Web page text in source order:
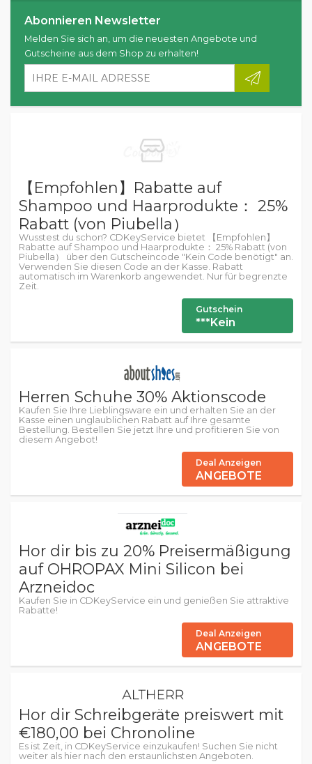
Abonnieren Newsletter
Melden Sie sich an, um die neuesten Angebote und
Gutscheine aus dem Shop zu erhalten!
【Empfohlen】Rabatte auf
Shampoo und Haarprodukte： 25%
Rabatt (von Piubella）
Wusstest du schon? CDKeyService bietet 【Empfohlen】
Rabatte auf Shampoo und Haarprodukte： 25% Rabatt (von
Piubella） über den Gutscheincode "Kein Code benötigt" an.
Verwenden Sie diesen Code an der Kasse. Rabatt
automatisch im Warenkorb angewendet. Nur für begrenzte
Zeit.
Gutschein
***Kein
Herren Schuhe 30% Aktionscode
Kaufen Sie Ihre Lieblingsware ein und erhalten Sie an der
Kasse einen unglaublichen Rabatt auf Ihre gesamte
Bestellung. Bestellen Sie jetzt Ihre und profitieren Sie von
diesem Angebot!
Deal Anzeigen
ANGEBOTE
Hor dir bis zu 20% Preisermäßigung
auf OHROPAX Mini Silicon bei
Arzneidoc
Kaufen Sie in CDKeyService ein und genießen Sie attraktive
Rabatte!
Deal Anzeigen
ANGEBOTE
Hor dir Schreibgeräte preiswert mit
€180,00 bei Chronoline
Es ist Zeit, in CDKeyService einzukaufen! Suchen Sie nicht
weiter als hier nach den erstaunlichsten Angeboten.